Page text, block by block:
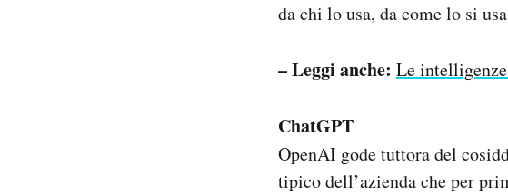
da chi lo usa, da come lo si
– Leggi anche: Le
ChatGPT
OpenAI gode tuttora del
tipico dell’azienda che per